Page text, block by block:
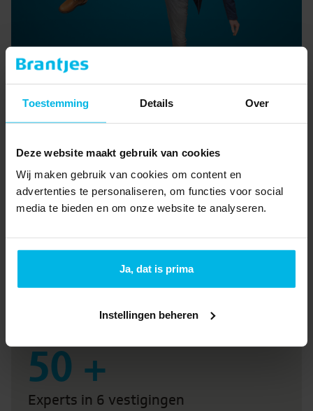
Toestemming Details Over
Deze website maakt gebruik van cookies
Wij maken gebruik van cookies om content en
advertenties te personaliseren, om functies voor social
media te bieden en om onze website te analyseren.
Ja, dat is prima
Instellingen beheren
Terug naar team
Daarom Brantjes
Meer over ons
58
Jaar thuis in de woningmarkt
50+
Experts in 6 vestigingen